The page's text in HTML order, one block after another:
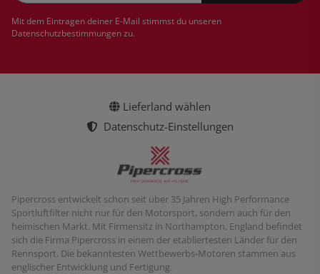
Mit dem Eintragen deiner E-Mail stimmst du unseren
Datenschutzbestimmungenzu.
Lieferland wählen
Datenschutz-Einstellungen
Pipercross entwickelt schon seit über 35 Jahren High Performance
Sportluftfilter nicht nur für den Motorsport, sondern auch für den
heimischen Markt. Mit Firmensitz in Northampton, England befindet
sich die Firma Pipercross in einem der etabliertesten Länder für den
Rennsport. Die bekanntesten Wettbewerbs-Motoren stammen aus
englischer Entwicklung und Fertigung.